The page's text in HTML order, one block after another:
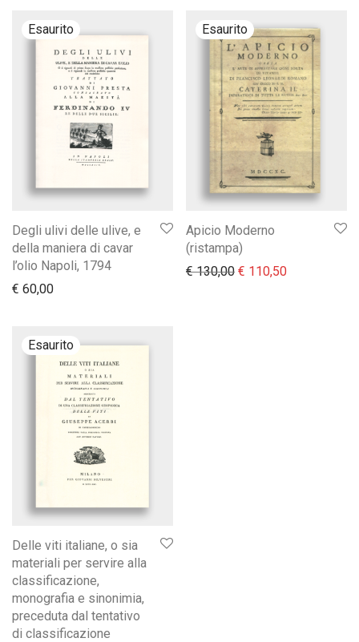
Degli ulivi delle ulive, e
della maniera di cavar
l’olio Napoli, 1794
€ 60,00
Apicio Moderno
(ristampa)
€130,00 Il prezzo originale
€ 110,50Il prezzo
Delle viti italiane, o sia
materiali per servire alla
classificazione,
monografia e sinonimia,
preceduta dal tentativo
di classificazione